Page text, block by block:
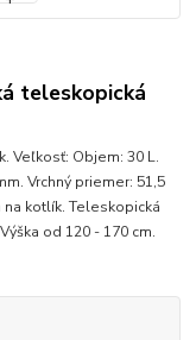
teleskopická
Veľkosť: Objem: 30 L.
Vrchný priemer: 51,5
kotlík. Teleskopická
od 120 - 170 cm.